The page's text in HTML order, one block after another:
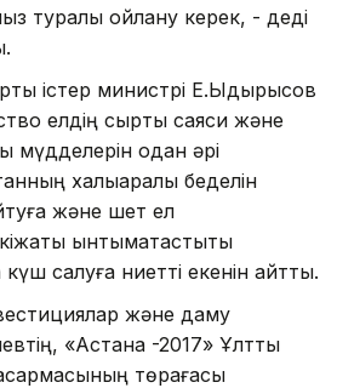
туралы ойлану керек, - деді
істер министрі Е.Ыдырысов
елдің сыртқы саяси және
мүдделерін одан әрі
халықаралық беделін
және шет ел
ынтымақтастықты
салуға ниетті екенін айтты.
және даму
«Астана -2017» Ұлттық
төрағасы